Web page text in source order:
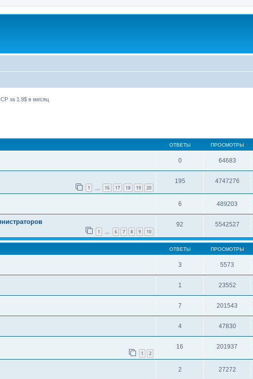
за 1.9$ в месяц
ОТВЕТЫ ПРОСМОТРЫ
0 64683
1 16 17 18 19 20
195 4747276
6 489203
1 … 6 7 8 9 10
92 5542527
ОТВЕТЫ ПРОСМОТРЫ
3 5573
1 23552
7 201543
4 47830
1 2
16 201937
2 27272